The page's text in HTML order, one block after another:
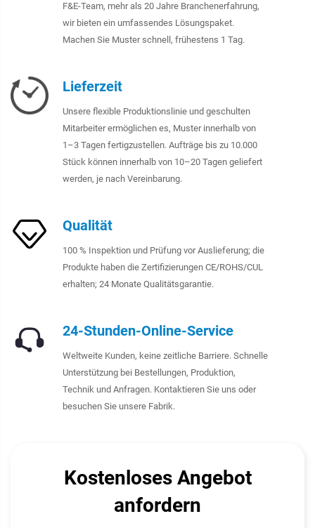
F&E-Team, mehr als 20 Jahre Branchenerfahrung,
wir bieten ein umfassendes Lösungspaket.
Machen Sie Muster schnell, frühestens 1 Tag.
Lieferzeit
Unsere flexible Produktionslinie und geschulten
Mitarbeiter ermöglichen es, Muster innerhalb von
1–3 Tagen fertigzustellen. Aufträge bis zu 10.000
Stück können innerhalb von 10–20 Tagen geliefert
werden, je nach Vereinbarung.
Qualität
100 % Inspektion und Prüfung vor Auslieferung; die
Produkte haben die Zertifizierungen CE/ROHS/CUL
erhalten; 24 Monate Qualitätsgarantie.
24-Stunden-Online-Service
Weltweite Kunden, keine zeitliche Barriere. Schnelle
Unterstützung bei Bestellungen, Produktion,
Technik und Anfragen. Kontaktieren Sie uns oder
besuchen Sie unsere Fabrik.
Kostenloses Angebot
anfordern